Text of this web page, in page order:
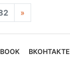
»
ВКОНТАКТЕ